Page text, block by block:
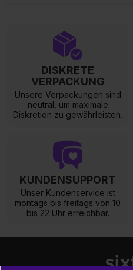
DISKRETE
VERPACKUNG
Unsere Verpackungen sind
neutral, um maximale
Diskretion zu gewährleisten.
KUNDENSUPPORT
Unser Kundenservice ist
montags bis freitags von 10
bis 22 Uhr erreichbar.